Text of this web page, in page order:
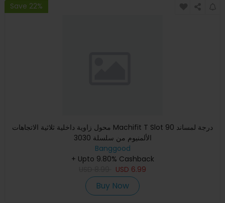
Save 22%
محول زاوية داخلية ثلاثية الاتجاهات Machifit T Slot 90 درجة لمساند
الألمنيوم من سلسلة 3030
Banggood
+ Upto 9.80% Cashback
USD 6.99
Buy Now